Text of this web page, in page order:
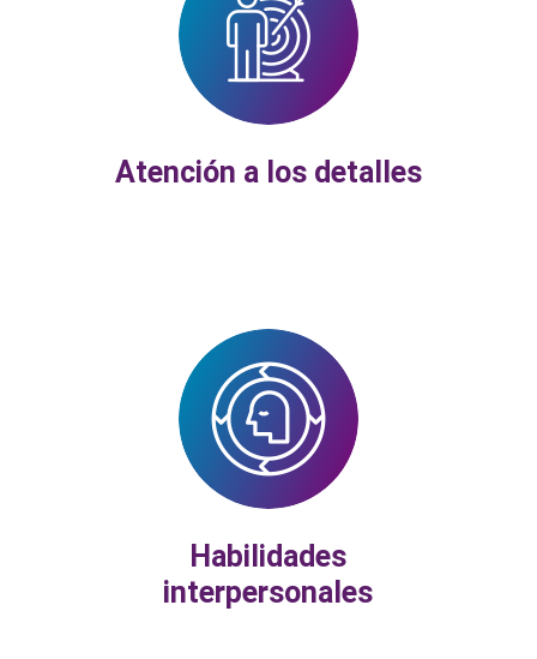
Atención a los detalles
Habilidades
interpersonales